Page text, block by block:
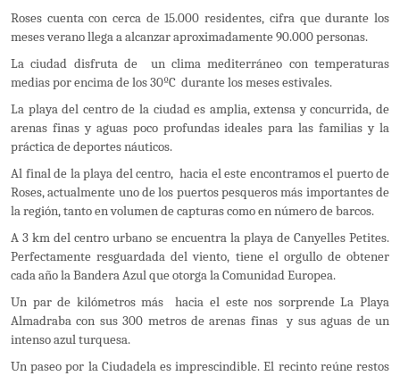
Roses cuenta con cerca de 15.000 residentes, cifra que durante los
meses verano llega a alcanzar aproximadamente 90.000 personas.
La ciudad disfruta de un clima mediterráneo con temperaturas
medias por encima de los 30ºC durante los meses estivales.
La playa del centro de la ciudad es amplia, extensa y concurrida, de
arenas finas y aguas poco profundas ideales para las familias y la
práctica de deportes náuticos.
Al final de la playa del centro, hacia el este encontramos el puerto de
Roses, actualmente uno de los puertos pesqueros más importantes de
la región, tanto en volumen de capturas como en número de barcos.
A 3 km del centro urbano se encuentra la playa de Canyelles Petites.
Perfectamente resguardada del viento, tiene el orgullo de obtener
cada año la Bandera Azul que otorga la Comunidad Europea.
Un par de kilómetros más hacia el este nos sorprende La Playa
Almadraba con sus 300 metros de arenas finas y sus aguas de un
intenso azul turquesa.
Un paseo por la Ciudadela es imprescindible. El recinto reúne restos